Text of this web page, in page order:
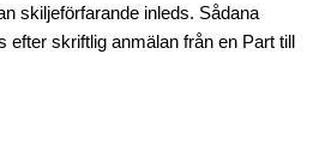
skiljeförfarande inleds. Sådana
efter skriftlig anmälan från en Part till